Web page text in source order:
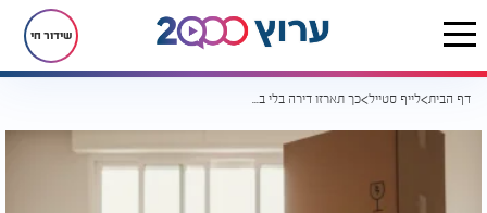
שידור חי
דף הבית לייף סטייל כך תארזו דירה בלי בלגן, לחץ והוצאות מיותרות